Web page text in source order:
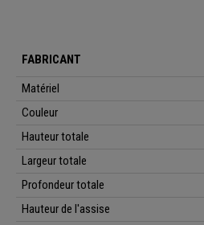
FABRICANT
Matériel
Couleur
Hauteur totale
Largeur totale
Profondeur totale
Hauteur de l'assise